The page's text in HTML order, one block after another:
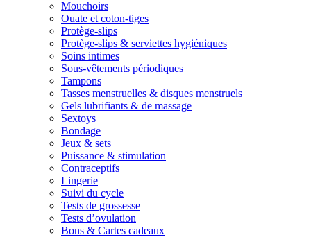
Mouchoirs
Ouate et coton-tiges
Protège-slips
Protège-slips & serviettes hygiéniques
Soins intimes
Sous-vêtements périodiques
Tampons
Tasses menstruelles & disques menstruels
Gels lubrifiants & de massage
Sextoys
Bondage
Jeux & sets
Puissance & stimulation
Contraceptifs
Lingerie
Suivi du cycle
Tests de grossesse
Tests d’ovulation
Bons & Cartes cadeaux